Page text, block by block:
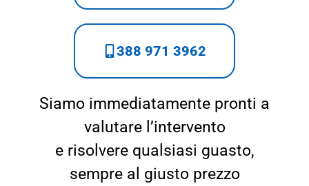
388 971 3962
Siamo immediatamente pronti a
valutare l’intervento
e risolvere qualsiasi guasto,
sempre al giusto prezzo